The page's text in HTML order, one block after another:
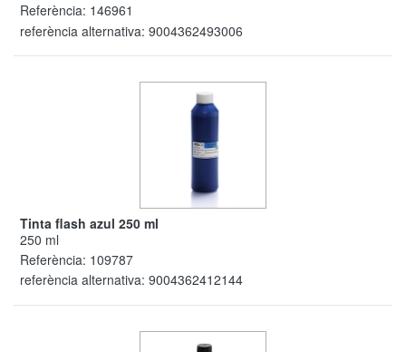
Referència: 146961
referència alternativa: 9004362493006
Tinta flash azul 250 ml
250 ml
Referència: 109787
referència alternativa: 9004362412144